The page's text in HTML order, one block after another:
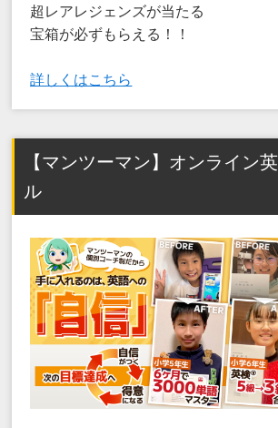
超レアレジェンズが当たる
宝箱が必ずもらえる！！
詳しくはこちら
【マンツーマン】オンライン
ル